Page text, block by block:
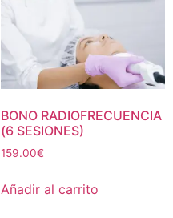
BONO RADIOFRECUENCIA
(6 SESIONES)
159.00€
Añadir al carrito